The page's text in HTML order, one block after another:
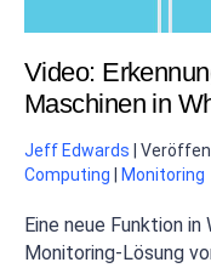
Video:
Maschinen in
Jeff Edwards
Computing
Monitoring
Eine neue Funktion
Monitoring-Lösung